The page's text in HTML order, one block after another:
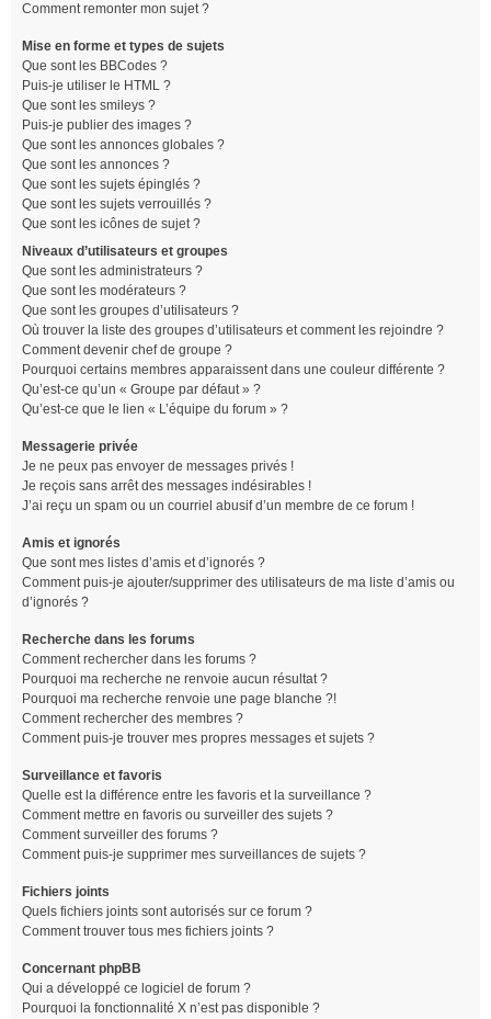
Comment remonter mon sujet ?
Mise en forme et types de sujets
Que sont les BBCodes ?
Puis-je utiliser le HTML ?
Que sont les smileys ?
Puis-je publier des images ?
Que sont les annonces globales ?
Que sont les annonces ?
Que sont les sujets épinglés ?
Que sont les sujets verrouillés ?
Que sont les icônes de sujet ?
Niveaux d’utilisateurs et groupes
Que sont les administrateurs ?
Que sont les modérateurs ?
Que sont les groupes d’utilisateurs ?
Où trouver la liste des groupes d’utilisateurs et comment les rejoindre ?
Comment devenir chef de groupe ?
Pourquoi certains membres apparaissent dans une couleur différente ?
Qu’est-ce qu’un « Groupe par défaut » ?
Qu’est-ce que le lien « L’équipe du forum » ?
Messagerie privée
Je ne peux pas envoyer de messages privés !
Je reçois sans arrêt des messages indésirables !
J’ai reçu un spam ou un courriel abusif d’un membre de ce forum !
Amis et ignorés
Que sont mes listes d’amis et d’ignorés ?
Comment puis-je ajouter/supprimer des utilisateurs de ma liste d’amis ou
d’ignorés ?
Recherche dans les forums
Comment rechercher dans les forums ?
Pourquoi ma recherche ne renvoie aucun résultat ?
Pourquoi ma recherche renvoie une page blanche ?!
Comment rechercher des membres ?
Comment puis-je trouver mes propres messages et sujets ?
Surveillance et favoris
Quelle est la différence entre les favoris et la surveillance ?
Comment mettre en favoris ou surveiller des sujets ?
Comment surveiller des forums ?
Comment puis-je supprimer mes surveillances de sujets ?
Fichiers joints
Quels fichiers joints sont autorisés sur ce forum ?
Comment trouver tous mes fichiers joints ?
Concernant phpBB
Qui a développé ce logiciel de forum ?
Pourquoi la fonctionnalité X n’est pas disponible ?